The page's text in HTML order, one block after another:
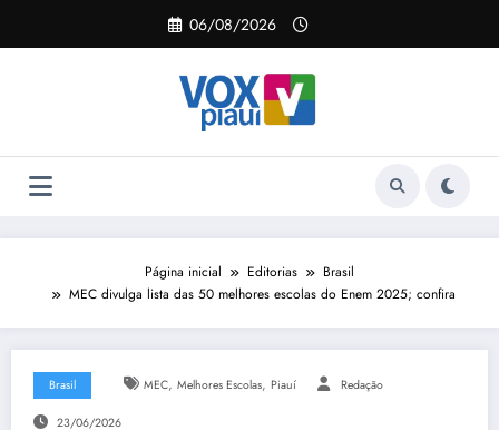
o
06/08/2026
Página inicial Editorias
Brasil
MEC divulga lista das 50 melhores escolas do Enem 2025; confira
Brasil MEC, Melhores Escolas, Piauí Redação
23/06/2026